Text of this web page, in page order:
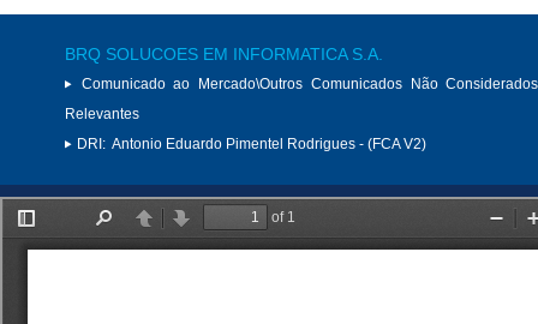
BRQ SOLUCOES EM INFORMATICA S.A.
Comunicado ao Mercado\Outros Comunicados Não
Relevantes
DRI: Antonio Eduardo Pimentel Rodrigues - (FCA V2)